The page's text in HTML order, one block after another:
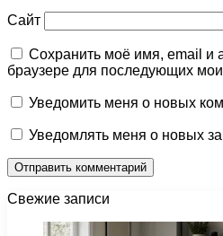
Сайт
Сохранить моё имя, email и
браузере для последующих
Уведомить меня о новых
Уведомлять меня о новых
Свежие записи